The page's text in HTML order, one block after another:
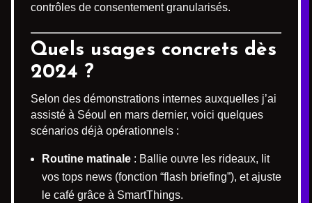
contrôles de consentement granularisés.
Quels usages concrets dès
2024 ?
Selon des démonstrations internes auxquelles j’ai
assisté à Séoul en mars dernier, voici quelques
scénarios déjà opérationnels :
Routine matinale : Ballie ouvre les rideaux, lit
vos tops news (fonction “flash briefing”), et ajuste
le café grâce à SmartThings.